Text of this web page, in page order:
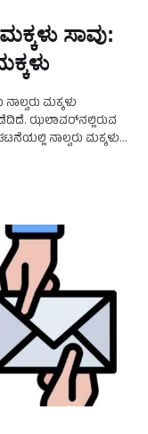
ಸಾವು:
ಮಕ್ಕಳು
ಝಲಾವರ್‌ನಲ್ಲಿರುವ
ನಾಲ್ವರು ಮಕ್ಕಳು